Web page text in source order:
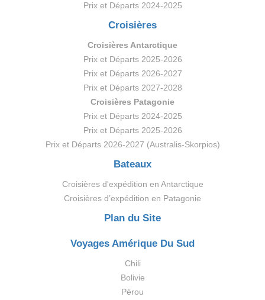
Prix et Départs 2024-2025
Croisières
Croisières Antarctique
Prix et Départs 2025-2026
Prix et Départs 2026-2027
Prix et Départs 2027-2028
Croisières Patagonie
Prix et Départs 2024-2025
Prix et Départs 2025-2026
Prix et Départs 2026-2027 (Australis-Skorpios)
Bateaux
Croisières d'expédition en Antarctique
Croisières d’expédition en Patagonie
Plan du Site
Voyages Amérique Du Sud
Chili
Bolivie
Pérou